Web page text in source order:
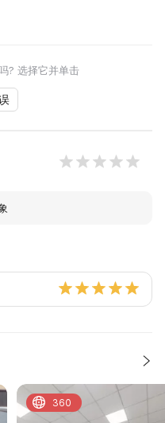
? 选择它并单击
360